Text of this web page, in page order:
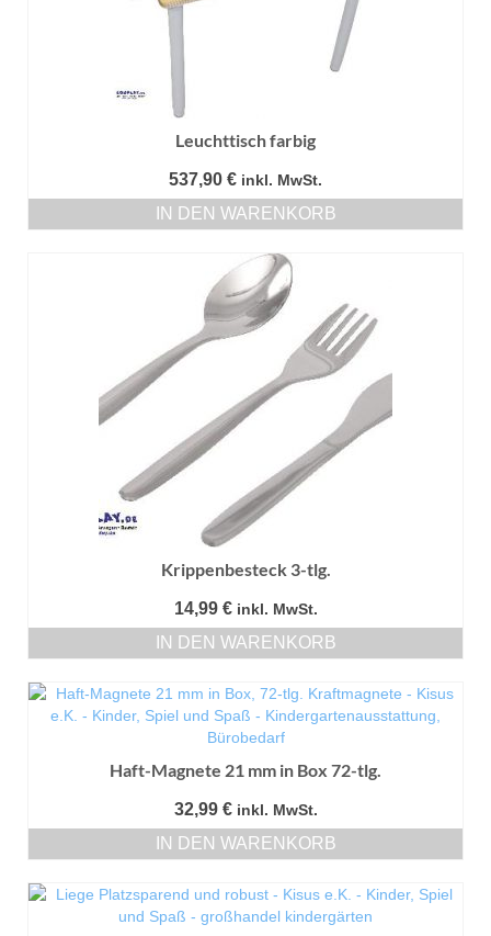
Leuchttisch farbig
537,90 € inkl. MwSt.
IN DEN WARENKORB
Krippenbesteck 3-tlg.
14,99 € inkl. MwSt.
IN DEN WARENKORB
Haft-Magnete 21 mm in Box 72-tlg.
32,99 € inkl. MwSt.
IN DEN WARENKORB